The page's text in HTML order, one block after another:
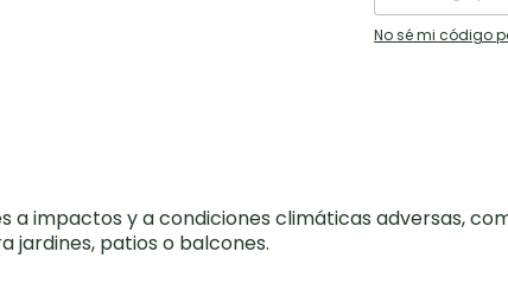
No sé mi código
impactos y a condiciones climáticas adversas,
jardines, patios o balcones.